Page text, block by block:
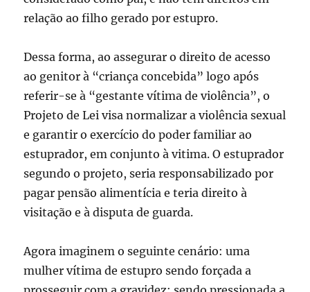
relação ao filho gerado por estupro.
Dessa forma, ao assegurar o direito de acesso
ao genitor à “criança concebida” logo após
referir-se à “gestante vítima de violência”, o
Projeto de Lei visa normalizar a violência sexual
e garantir o exercício do poder familiar ao
estuprador, em conjunto à vitima. O estuprador
segundo o projeto, seria responsabilizado por
pagar pensão alimentícia e teria direito à
visitação e à disputa de guarda.
Agora imaginem o seguinte cenário: uma
mulher vítima de estupro sendo forçada a